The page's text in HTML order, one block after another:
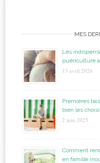
MES
Les
puériculture
13 avril 2026
Premières
bien les
2 juin 2025
Comment
en famille